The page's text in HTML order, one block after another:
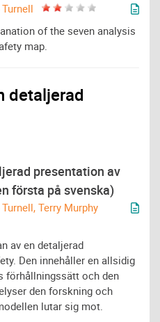
of the seven analysis
map.
detaljerad
presentation av
första på svenska)
Terry Murphy
av en detaljerad
Den innehåller en allsidig
förhållningssätt och den
den forskning och
lutar sig mot.